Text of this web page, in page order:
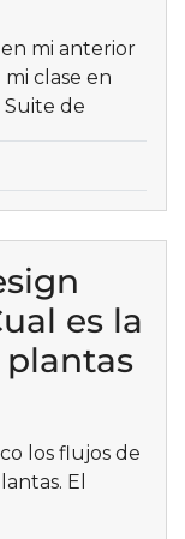
mi anterior
clase en
Suite de
es la
los flujos de
El